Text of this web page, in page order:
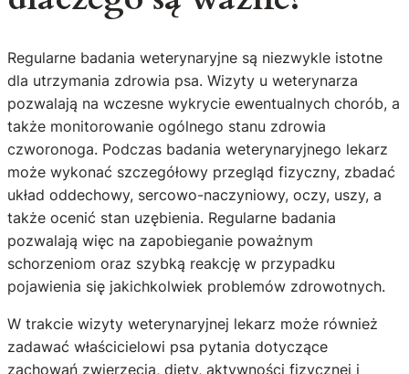
Regularne badania weterynaryjne są niezwykle istotne
dla utrzymania zdrowia psa. Wizyty u weterynarza
pozwalają na wczesne wykrycie ewentualnych chorób, a
także monitorowanie ogólnego stanu zdrowia
czworonoga. Podczas badania weterynaryjnego lekarz
może wykonać szczegółowy przegląd fizyczny, zbadać
układ oddechowy, sercowo-naczyniowy, oczy, uszy, a
także ocenić stan uzębienia. Regularne badania
pozwalają więc na zapobieganie poważnym
schorzeniom oraz szybką reakcję w przypadku
pojawienia się jakichkolwiek problemów zdrowotnych.
W trakcie wizyty weterynaryjnej lekarz może również
zadawać właścicielowi psa pytania dotyczące
zachowań zwierzęcia, diety, aktywności fizycznej i